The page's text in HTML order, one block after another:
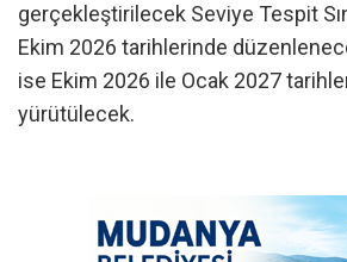
gerçekleştirilecek Seviye Tespit
Ekim 2026 tarihlerinde
ise Ekim 2026 ile Ocak 2027
yürütülecek.